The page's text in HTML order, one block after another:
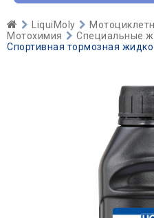
LiquiMoly
Мотохимия
Специальные
Спортивная тормозная